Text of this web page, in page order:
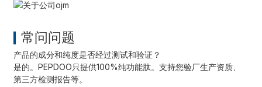
常问问题
产品的成分和纯度是否经过测试和验证？
是的。PEPDOO只提供100%纯功能肽。支持您验厂生产资质、
第三方检测报告等。